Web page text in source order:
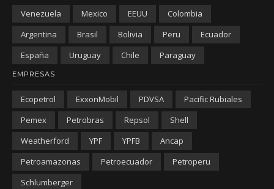
Venezuela Mexico EEUU
Colombia
Argentina
Brasil Bolivia Peru
Ecuador
España
Uruguay Chile Paraguay
EMPRESAS
Ecopetrol ExxonMobil PDVSA
Pacific Rubiales
Pemex
Petrobras Repsol
Shell
Weatherford
YPF YPFB
Ancap
Petroamazonas
Petroecuador
Petroperu
Schlumberger